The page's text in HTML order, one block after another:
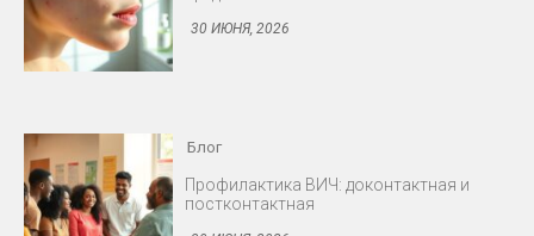
30 ИЮНЯ, 2026
Блог
Профилактика ВИЧ: доконтактная и
постконтактная